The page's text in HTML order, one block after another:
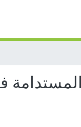
في الأراضي